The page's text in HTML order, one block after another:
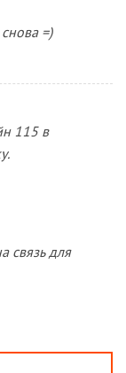
=)
115 в
связь для